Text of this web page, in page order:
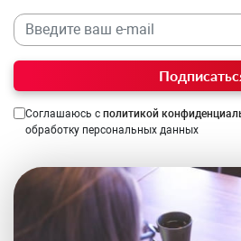
Соглашаюсь с политикой
обработку персональных данных